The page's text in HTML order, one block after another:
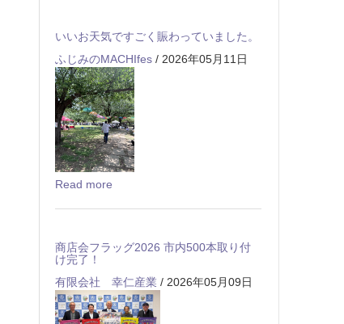
いいお天気ですごく賑わっていました。
ふじみのMACHIfes / 2026年05月11日
Read more
商店会フラッグ2026 市内500本取り付
け完了！
有限会社 幸仁産業 / 2026年05月09日